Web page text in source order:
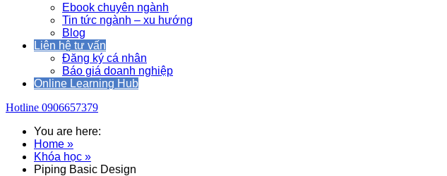
Ebook chuyên ngành
Tin tức ngành – xu hướng
Blog
Liên hệ tư vấn
Đăng ký cá nhân
Báo giá doanh nghiệp
Online Learning Hub
Hotline 0906657379
You are here:
Home »
Khóa học »
Piping Basic Design